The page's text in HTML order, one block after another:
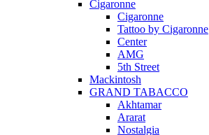
Cigaronne
Cigaronne
Tattoo by Cigaronne
Center
AMG
5th Street
Mackintosh
GRAND TABACCO
Akhtamar
Ararat
Nostalgia